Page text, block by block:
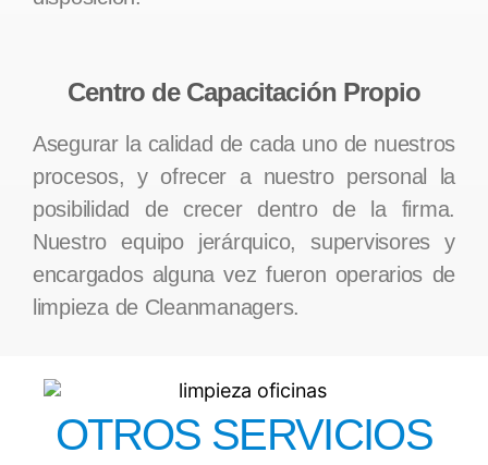
Centro de Capacitación Propio
Asegurar la calidad de cada uno de nuestros
procesos, y ofrecer a nuestro personal la
posibilidad de crecer dentro de la firma.
Nuestro equipo jerárquico, supervisores y
encargados alguna vez fueron operarios de
limpieza de Cleanmanagers.
OTROS SERVICIOS